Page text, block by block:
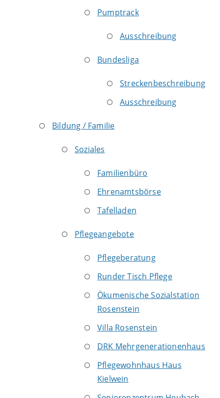
Pumptrack
Ausschreibung
Bundesliga
Streckenbeschreibung
Ausschreibung
Bildung / Familie
Soziales
Familienbüro
Ehrenamtsbörse
Tafelladen
Pflegeangebote
Pflegeberatung
Runder Tisch Pflege
Ökumenische Sozialstation
Rosenstein
Villa Rosenstein
DRK Mehrgenerationenhaus
Pflegewohnhaus Haus
Kielwein